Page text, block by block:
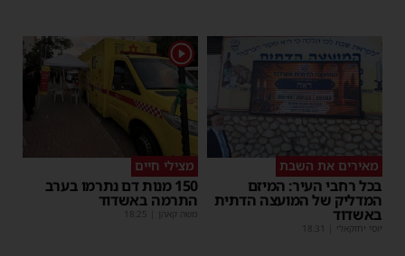
מאירים את השבת
בכל רחבי העיר: המיזם
המדליק של המועצה הדתית
באשדוד
יוסי יחזקאלי 18:31
1
מצילי חיים
150 מנות דם נתרמו בערב
התרמה באשדוד
משה קאהן 18:25